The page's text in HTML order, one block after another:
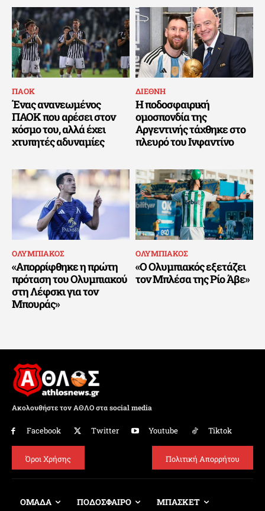
ΠΑΟΚ
Ένας ανανεωμένος
ΠΑΟΚ που αρέσει στον
κόσμο του, αλλά έχει
χτυπητές αδυναμίες
ΔΙΕΘΝΗ
Η ποδοσφαιρική
ομοσπονδία της
Αργεντινής τάχθηκε στο
πλευρό του Ινφαντίνο
ΟΛΥΜΠΙΑΚΟΣ
«Απορρίφθηκε η πρώτη
πρόταση του Ολυμπιακού
στη Λέφσκι για τον
Μπουράς»
ΟΛΥΜΠΙΑΚΟΣ
«Ο Ολυμπιακός εξετάζει
τον Μπλέσα της Ρίο Άβε»
Ακολουθήστε τον ΑΘΛΟ στα social media
Facebook Twitter Youtube Tiktok
Όροι Χρήσης Πολιτική Απορρήτου
ΟΜΑΔΑ ΠΟΔΟΣΦΑΙΡΟ ΜΠΑΣΚΕΤ